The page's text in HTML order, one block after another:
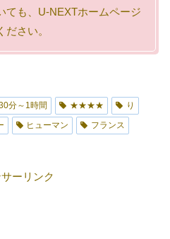
ても、U-NEXTホームページ
さい。
分～1時間 ★★★★
り
ヒューマン
フランス
ーリンク